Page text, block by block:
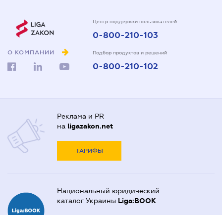
О КОМПАНИИ
Центр поддержки пользователей
0-800-210-103
Подбор продуктов и решений
0-800-210-102
Реклама и PR
на ligazakon.net
ТАРИФЫ
Национальный юридический
каталог Украины Liga:BOOK